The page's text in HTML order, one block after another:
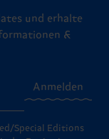
und erhalte
&
Anmelden
Special Editions